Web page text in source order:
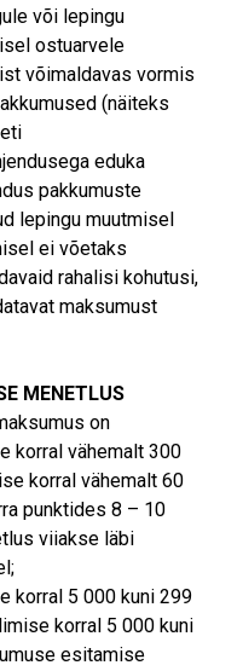
või lepingu
ostuarvele
võimaldavas vormis
(näiteks
eduka
pakkumuste
lepingu muutmisel
ei võetaks
rahalisi kohutusi,
maksumust
MENETLUS
on
korral vähemalt 300
korral vähemalt 60
punktides 8 – 10
viiakse läbi
korral 5 000 kuni 299
korral 5 000 kuni
esitamise